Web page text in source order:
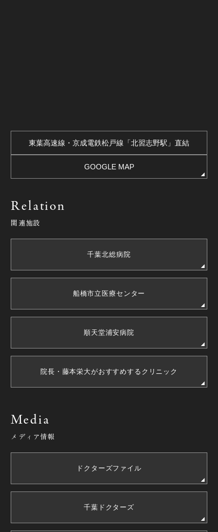
東葉高速線・京成電鉄松戸線「北習志野駅」直結
GOOGLE MAP
Relation
関連施設
千葉北総病院
船橋市立医療センター
順天堂浦安病院
院長・藤本栄大がおすすめするクリニック
Media
メディア情報
ドクターズファイル
千葉ドクターズ